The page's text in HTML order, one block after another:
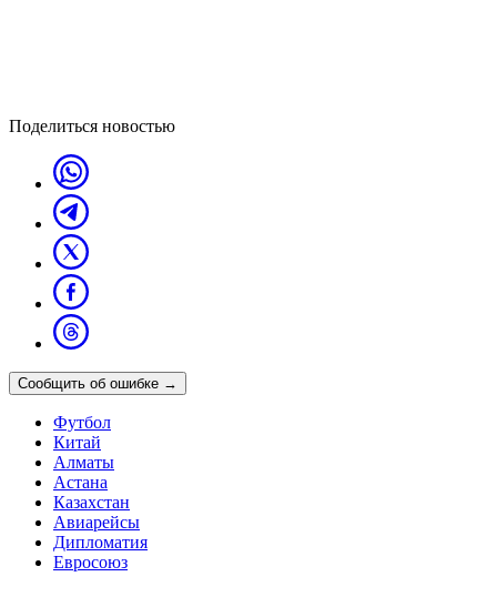
Поделиться новостью
Сообщить об ошибке →
Футбол
Китай
Алматы
Астана
Казахстан
Авиарейсы
Дипломатия
Евросоюз